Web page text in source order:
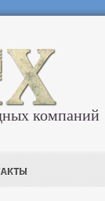
компаний